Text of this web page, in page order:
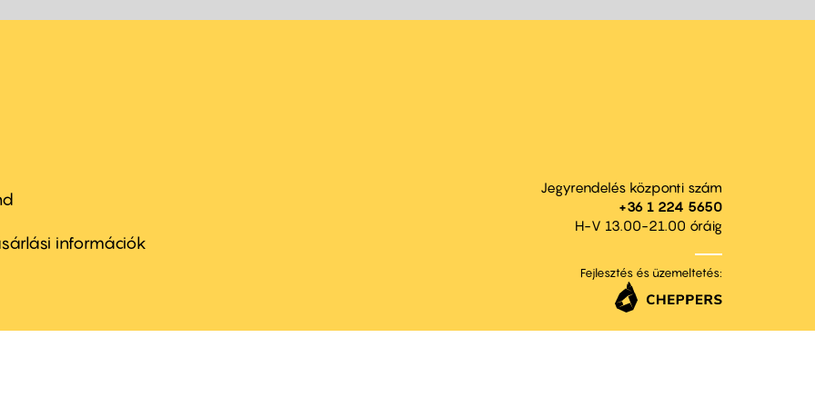
információk
Jegyrendelés központi szám
+36 1 224 5650
H-V 13.00-21.00 óráig
Fejlesztés és üzemeltetés: